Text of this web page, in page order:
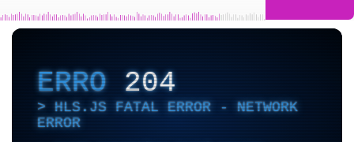
ERRO204
HLS.JS FATAL ERROR - NETWORK
ERROR